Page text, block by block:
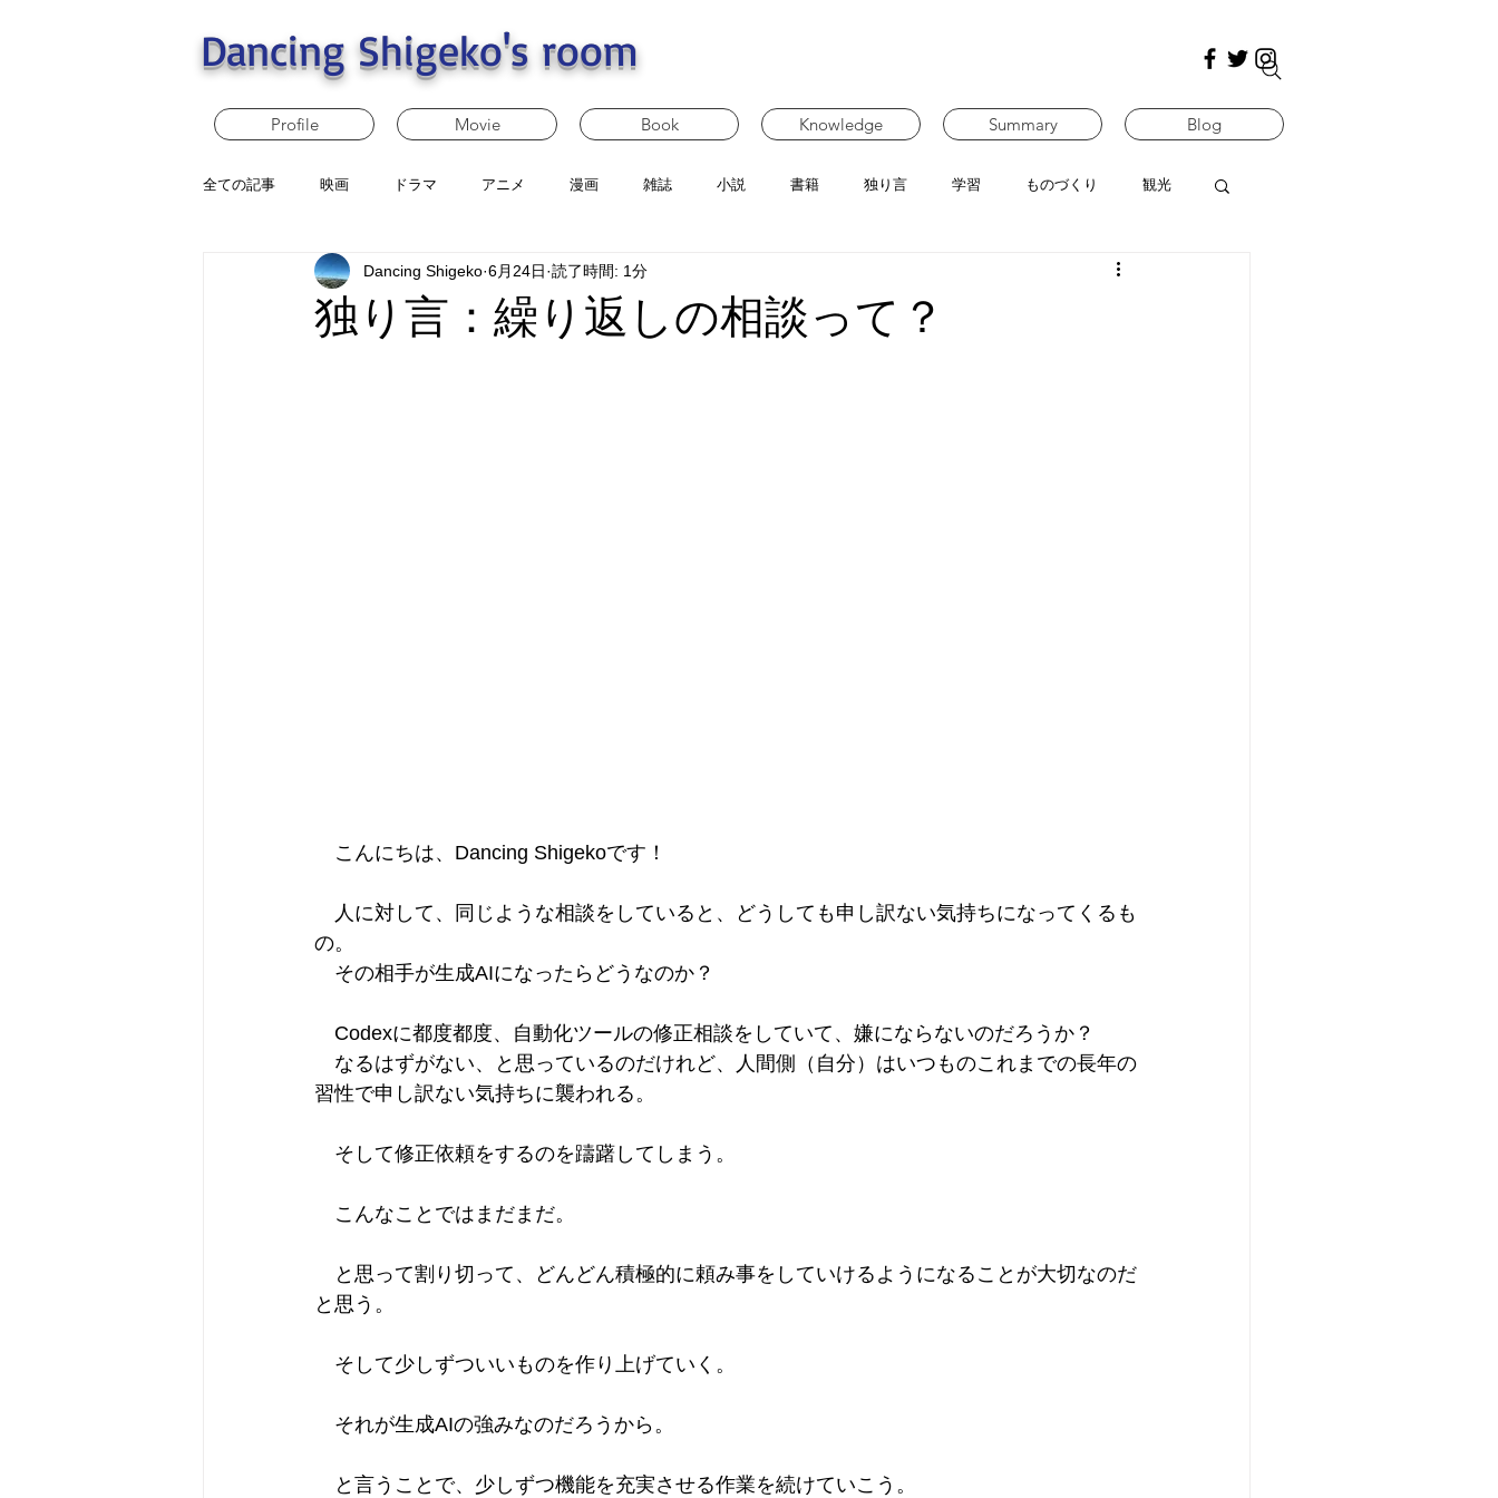
Dancing Shigeko's room
Profile Movie Book Knowledge Summary Blog
全ての記事 映画 ドラマ アニメ 漫画 雑誌 小説 書籍 独り言 学習 ものづくり 観光
独り言：繰り返しの相談って？
Dancing Shigeko 6月24日 読了時間: 1分
こんにちは、Dancing Shigekoです！
人に対して、同じような相談をしていると、どうしても申し訳ない気持ちになってくるも
の。
その相手が生成AIになったらどうなのか？
Codexに都度都度、自動化ツールの修正相談をしていて、嫌にならないのだろうか？
なるはずがない、と思っているのだけれど、人間側（自分）はいつものこれまでの長年の
習性で申し訳ない気持ちに襲われる。
そして修正依頼をするのを躊躇してしまう。
こんなことではまだまだ。
と思って割り切って、どんどん積極的に頼み事をしていけるようになることが大切なのだ
と思う。
そして少しずついいものを作り上げていく。
それが生成AIの強みなのだろうから。
と言うことで、少しずつ機能を充実させる作業を続けていこう。